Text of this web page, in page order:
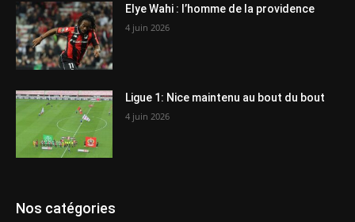
Elye Wahi : l’homme de la providence
4 juin 2026
Ligue 1: Nice maintenu au bout du bout
4 juin 2026
Nos catégories